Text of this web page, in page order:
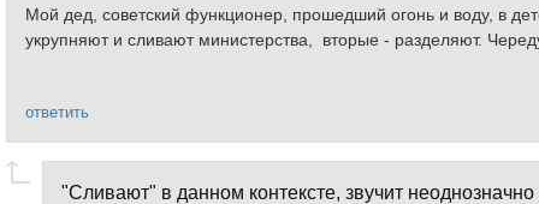
Мой дед, советский функционер, прошедший огонь и воду, в
укрупняют и сливают министерства, вторые - разделяют.
ответить
"Сливают" в данном контексте, звучит неоднозначно